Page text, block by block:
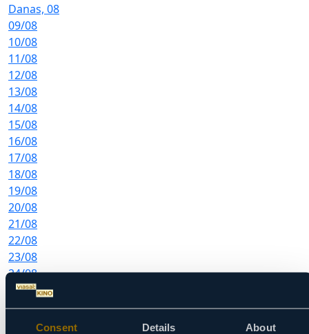
Consent Details About
Danas, 08
09/08
10/08
11/08
12/08
13/08
14/08
15/08
16/08
17/08
18/08
19/08
20/08
21/08
22/08
23/08
24/08
25/08
26/08
27/08